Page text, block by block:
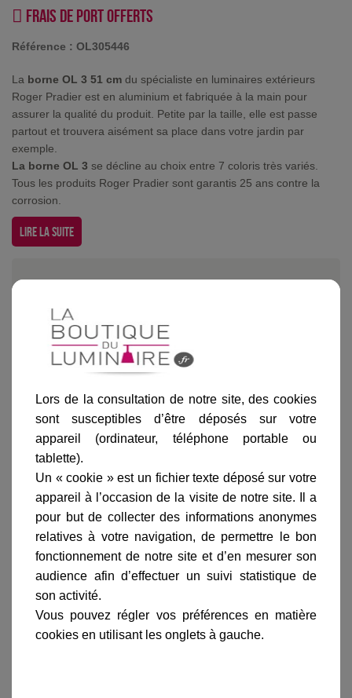
Frais de port offerts
Référence : OL305446
La borne OL 3 51 cm du spécialiste en luminaires extérieurs
Roger Pradier est en aluminium et fabriquée à la main pour
assurer la qualité du produit. Petite par la taille, elle est passe
partout et trouvera aisément sa place dans votre jardin par
exemple.
La borne OL 3 se décline au choix entre 7 coloris très variés.
Tous les produits Roger Pradier sont garantis 25 ans contre la
corrosion.
Lire la suite
Blanc
Gris
anthracite
Gris métal
Ajouter au panier
Informations produit
marque
Lors de la consultation de notre site, des cookies
sont susceptibles d’être déposés sur votre
appareil (ordinateur, téléphone portable ou
tablette).
Un « cookie » est un fichier texte déposé sur votre
appareil à l’occasion de la visite de notre site. Il a
pour but de collecter des informations anonymes
relatives à votre navigation, de permettre le bon
fonctionnement de notre site et d’en mesurer son
audience afin d’effectuer un suivi statistique de
son activité.
Vous pouvez régler vos préférences en matière
cookies en utilisant les onglets à gauche.